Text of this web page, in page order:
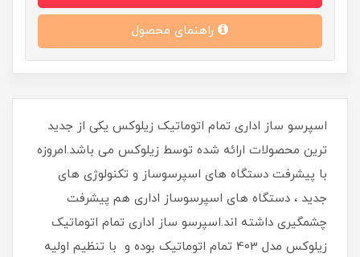
راهنمای محصول
اسپرسو ساز اداری تمام اتوماتیک زیلوکس یکی از جدید
ترین محصولات ارائه شده توسط زیلوکس می باشد.امروزه
با پیشرفت دستگاه های اسپرسوساز و تکنولوژی های
جدید ، دستگاه های اسپرسوساز اداری هم پیشرفت
چشمگیری داشته اند.اسپرسو ساز اداری تمام اتوماتیک
زیلوکس مدل 403 تمام اتوماتیک بوده و با تنظیم اولیه